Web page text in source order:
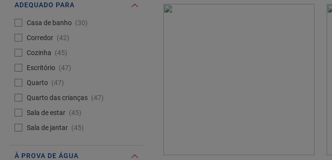
ADEQUADO PARA
#Select#Adequado para
Casa de banho
30
Corredor
42
Cozinha
45
Escritório
47
Quarto
47
Quarto das crianças
47
Sala de estar
45
Sala de jantar
45
À PROVA DE ÁGUA